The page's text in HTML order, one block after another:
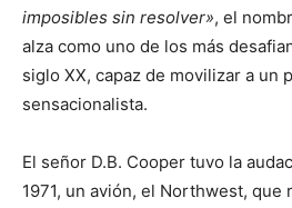
imposibles sin resolver», el
alza como uno de los más
siglo XX, capaz de movilizar a un
sensacionalista.
El señor D.B. Cooper tuvo la
1971, un avión, el Northwest, que